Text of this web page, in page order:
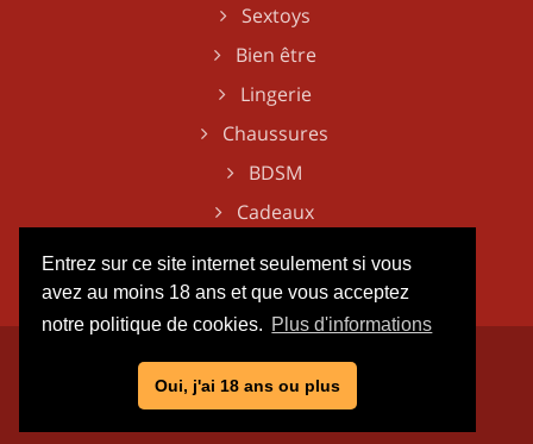
Entrez sur ce site internet seulement si vous
avez au moins 18 ans et que vous acceptez
notre politique de cookies. Plus d'informations
Oui, j'ai 18 ans ou plus
Sextoys
Bien être
Lingerie
Chaussures
BDSM
Cadeaux
2026, Xtrême Video Liège. Tous droits réservés.